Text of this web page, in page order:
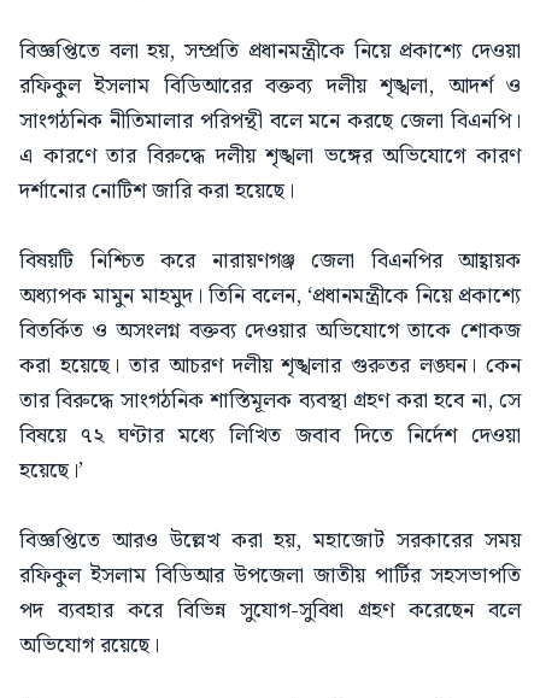
বিজ্ঞপ্তিতে বলা হয়, সম্প্রতি প্রধানমন্ত্রীকে নিয়ে প্রকাশ্যে দেওয়া
রফিকুল ইসলাম বিডিআরের বক্তব্য দলীয় শৃঙ্খলা, আদর্শ ও
সাংগঠনিক নীতিমালার পরিপন্থী বলে মনে করছে জেলা বিএনপি।
এ কারণে তার বিরুদ্ধে দলীয় শৃঙ্খলা ভঙ্গের অভিযোগে কারণ
দর্শানোর নোটিশ জারি করা হয়েছে।
বিষয়টি নিশ্চিত করে নারায়ণগঞ্জ জেলা বিএনপির আহ্বায়ক
অধ্যাপক মামুন মাহমুদ। তিনি বলেন, ‘প্রধানমন্ত্রীকে নিয়ে প্রকাশ্যে
বিতর্কিত ও অসংলগ্ন বক্তব্য দেওয়ার অভিযোগে তাকে শোকজ
করা হয়েছে। তার আচরণ দলীয় শৃঙ্খলার গুরুতর লঙ্ঘন। কেন
তার বিরুদ্ধে সাংগঠনিক শাস্তিমূলক ব্যবস্থা গ্রহণ করা হবে না, সে
বিষয়ে ৭২ ঘণ্টার মধ্যে লিখিত জবাব দিতে নির্দেশ দেওয়া
হয়েছে।’
বিজ্ঞপ্তিতে আরও উল্লেখ করা হয়, মহাজোট সরকারের সময়
রফিকুল ইসলাম বিডিআর উপজেলা জাতীয় পার্টির সহসভাপতি
পদ ব্যবহার করে বিভিন্ন সুযোগ-সুবিধা গ্রহণ করেছেন বলে
অভিযোগ রয়েছে।